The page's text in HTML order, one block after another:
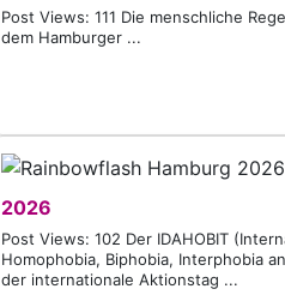
Post Views: 111 Die menschliche
dem Hamburger ...
2026
Post Views: 102 Der IDAHOBIT
Homophobia, Biphobia, Interphobia
der internationale Aktionstag ...